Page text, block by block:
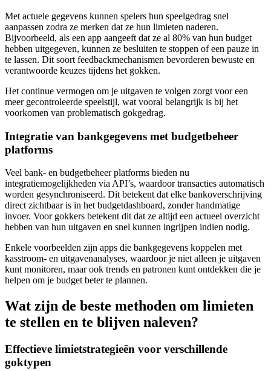
Met actuele gegevens kunnen spelers hun speelgedrag snel
aanpassen zodra ze merken dat ze hun limieten naderen.
Bijvoorbeeld, als een app aangeeft dat ze al 80% van hun budget
hebben uitgegeven, kunnen ze besluiten te stoppen of een pauze in
te lassen. Dit soort feedbackmechanismen bevorderen bewuste en
verantwoorde keuzes tijdens het gokken.
Het continue vermogen om je uitgaven te volgen zorgt voor een
meer gecontroleerde speelstijl, wat vooral belangrijk is bij het
voorkomen van problematisch gokgedrag.
Integratie van bankgegevens met budgetbeheer
platforms
Veel bank- en budgetbeheer platforms bieden nu
integratiemogelijkheden via API’s, waardoor transacties automatisch
worden gesynchroniseerd. Dit betekent dat elke bankoverschrijving
direct zichtbaar is in het budgetdashboard, zonder handmatige
invoer. Voor gokkers betekent dit dat ze altijd een actueel overzicht
hebben van hun uitgaven en snel kunnen ingrijpen indien nodig.
Enkele voorbeelden zijn apps die bankgegevens koppelen met
kasstroom- en uitgavenanalyses, waardoor je niet alleen je uitgaven
kunt monitoren, maar ook trends en patronen kunt ontdekken die je
helpen om je budget beter te plannen.
Wat zijn de beste methoden om limieten
te stellen en te blijven naleven?
Effectieve limietstrategieën voor verschillende
goktypen